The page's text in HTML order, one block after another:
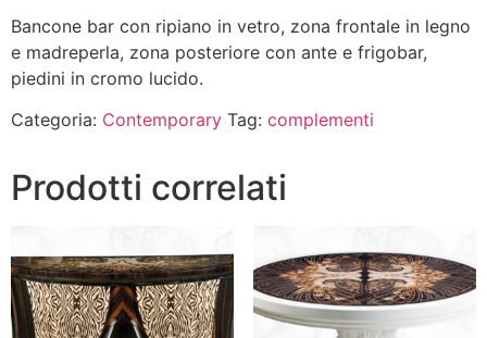
Bancone bar con ripiano in vetro, zona frontale in legno
e madreperla, zona posteriore con ante e frigobar,
piedini in cromo lucido.
Categoria: Contemporary Tag: complementi
Prodotti correlati